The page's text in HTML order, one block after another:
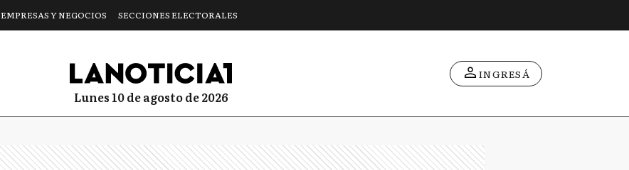
EMPRESAS Y NEGOCIOS SECCIONES ELECTORALES
lunes 10 de agosto de 2026
INGRESÁ